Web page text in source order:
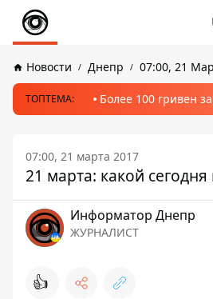
Новости Днепр 07:00, 21
ТОПТЕМА: Более 100 гривен
07:00, 21 марта 2017
21 марта: какой
Информатор Днепр
ЖУРНАЛИСТ
👍